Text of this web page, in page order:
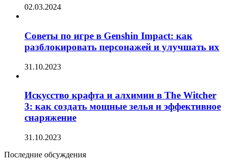
02.03.2024
Советы по игре в Genshin Impact: как
разблокировать персонажей и улучшать их
31.10.2023
Искусство крафта и алхимии в The Witcher
3: как создать мощные зелья и эффективное
снаряжение
31.10.2023
Последние обсуждения